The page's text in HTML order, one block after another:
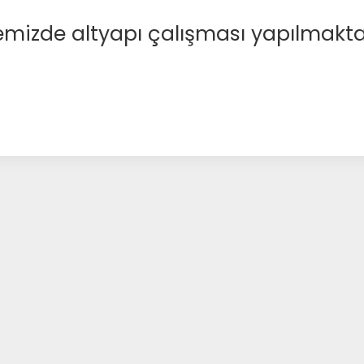
altyapı çalışması